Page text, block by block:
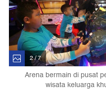
2 / 7
Arena bermain di pusat
wisata keluarga